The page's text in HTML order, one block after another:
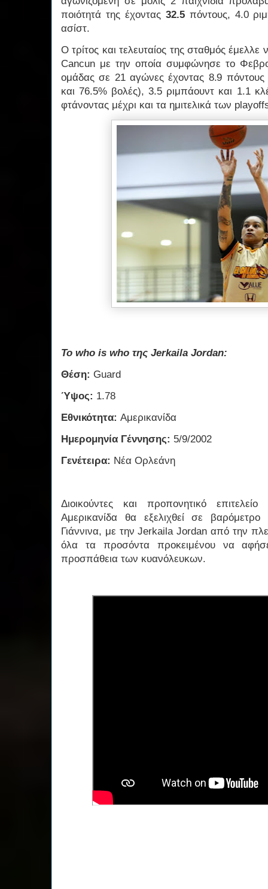
ποιότητά της έχοντας 32.5πόντους, 4.0
ασίστ.
Ο τρίτος και τελευταίος της σταθμός έμελλε
Cancun με την οποία συμφώνησε το
ομάδας σε 21 αγώνες έχοντας 8.9 πόντους
και 76.5% βολές), 3.5 ριμπάουντ και 1.1
φτάνοντας μέχρι και τα ημιτελικά των
Το who is who της Jerkaila Jordan:
Θέση: Guard
Ύψος: 1.78
Εθνικότητα: Αμερικανίδα
Ημερομηνία Γέννησης: 5/9/2002
Γενέτειρα: Νέα Ορλεάνη
Διοικούντες και προπονητικό
Αμερικανίδα θα εξελιχθεί σε
Γιάννινα, με την Jerkaila Jordan από την
όλα τα προσόντα προκειμένου να
προσπάθεια των κυανόλευκων.